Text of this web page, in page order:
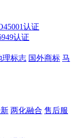
认证
认证
理标志 国外商标 马
两化融合 售后服